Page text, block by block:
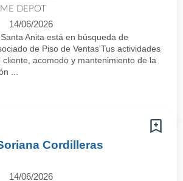
DEPOT
14/06/2026
Anita está en búsqueda de
de Piso de Ventas'Tus actividades
cliente, acomodo y mantenimiento de la
...
Cordilleras
14/06/2026